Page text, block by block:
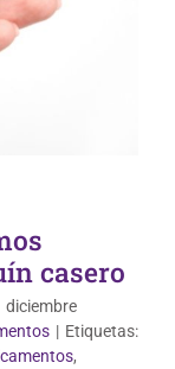
casero
diciembre
| Etiquetas:
,